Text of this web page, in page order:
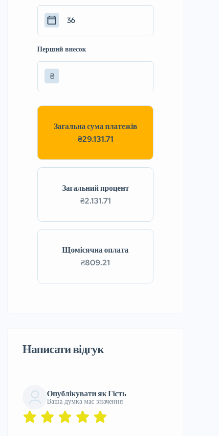
Перший внесок
₴
Щомісячна оплата
₴809.21
Загальний процент
₴2.131.71
Загальна сума платежів
₴29.131.71
Написати відгук
Опублікувати як Гість
Ваша думка має значення